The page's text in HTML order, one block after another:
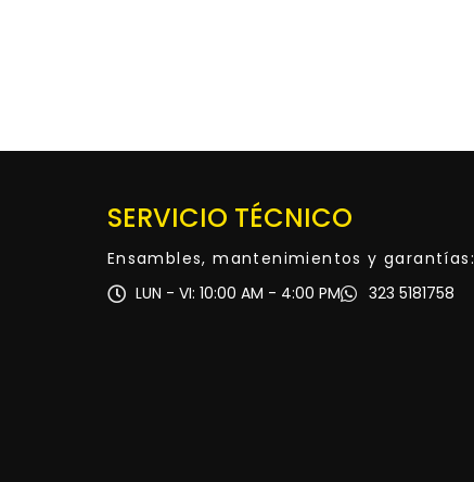
SERVICIO TÉCNICO
Ensambles, mantenimientos y garantías:
LUN - VI: 10:00 AM - 4:00 PM
323 5181758